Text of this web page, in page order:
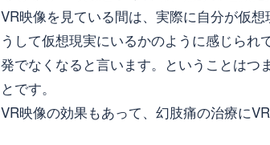
VR映像を見ている間は、実際に自分が仮
うして仮想現実にいるかのように感じら
発でなくなると言います。ということはつ
とです。
VR映像の効果もあって、幻肢痛の治療に